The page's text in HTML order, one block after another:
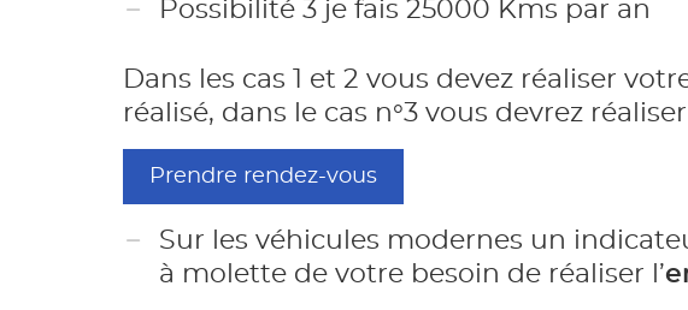
Possibilité 3 je fais 25000 Kms par an
Dans les cas 1 et 2 vous devez réaliser
réalisé, dans le cas n°3 vous devrez
Prendre rendez-vous
Sur les véhicules modernes un
à molette de votre besoin de réaliser l’